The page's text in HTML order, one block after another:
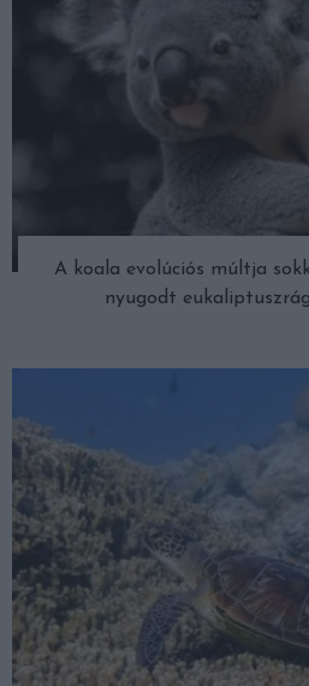
A koala evolúciós múltja
nyugodt